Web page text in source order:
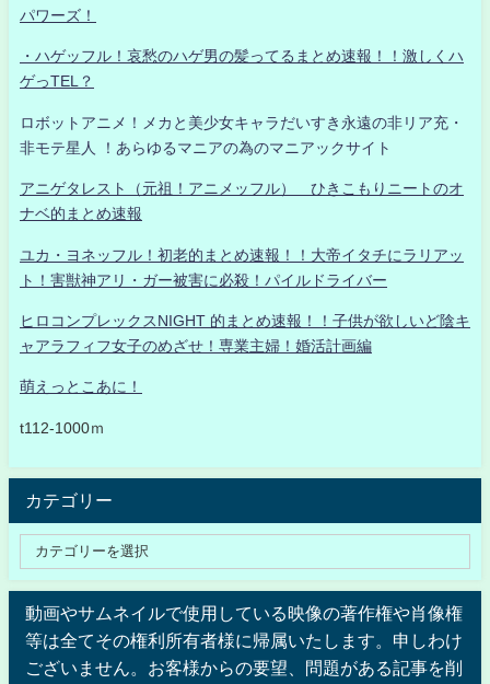
パワーズ！
・ハゲッフル！哀愁のハゲ男の髪ってるまとめ速報！！激しくハ
ゲっTEL？
ロボットアニメ！メカと美少女キャラだいすき永遠の非リア充・
非モテ星人 ！あらゆるマニアの為のマニアックサイト
アニゲタレスト（元祖！アニメッフル） ひきこもりニートのオ
ナベ的まとめ速報
ユカ・ヨネッフル！初老的まとめ速報！！大帝イタチにラリアッ
ト！害獣神アリ・ガー被害に必殺！パイルドライバー
ヒロコンプレックスNIGHT 的まとめ速報！！子供が欲しいど陰キ
ャアラフィフ女子のめざせ！専業主婦！婚活計画編
萌えっとこあに！
t112-1000ｍ
カテゴリー
動画やサムネイルで使用している映像の著作権や肖像権
等は全てその権利所有者様に帰属いたします。申しわけ
ございません。お客様からの要望、問題がある記事を削